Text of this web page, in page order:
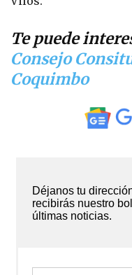
Te puede
Consejo
Coquimbo